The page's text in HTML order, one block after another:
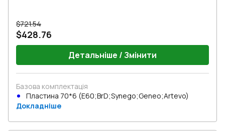
$721.54
$428.76
Детальніше / Змінити
Базова комплектація
Пластина 70*6 (E60;BrD;Synego;Geneo;Artevo)
Докладніше